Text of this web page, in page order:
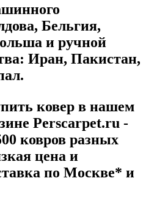
Бельгия,
и ручной
Иран, Пакистан,
ковер в нашем
Perscarpet.ru -
ковров разных
цена и
по Москве* и